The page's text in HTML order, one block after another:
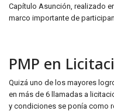
Capítulo Asunción, realizado
marco importante de
PMP en
Quizá uno de los mayores
en más de 6 llamadas a
y condiciones se ponía como